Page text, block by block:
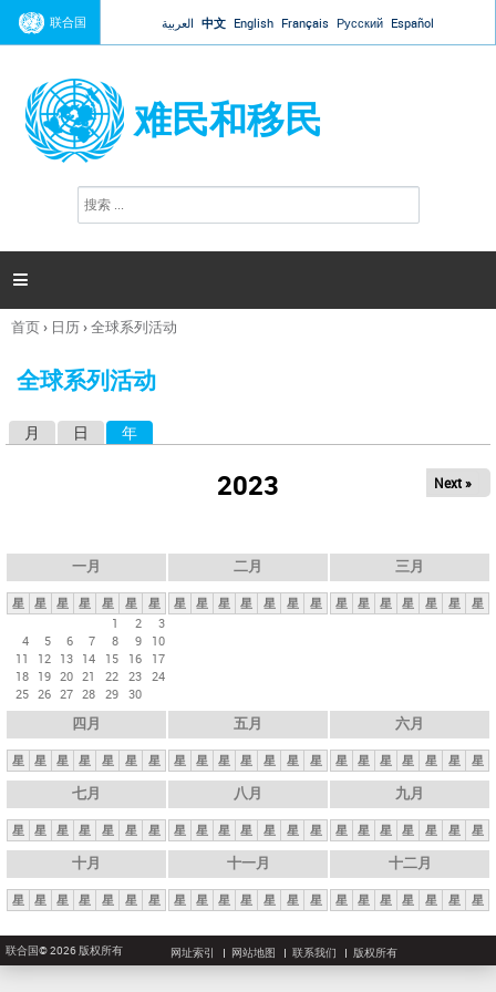
Jump to navigation
联合国 العربية 中文 English Français Русский Español
难民和移民
搜
索

你
这
首页› 日历›全球系列活动
全球系列活动
月 日 年
2023 Next »
一月
星 星 星 星 星 星
星
1
2
3
4
5 6 7 8 9
10
11
12 13 14 15 16
17
18 19 20 21 22 23 24
25 26 27 28 29 30
二月
星 星 星 星 星 星 星
三月
星 星 星 星 星 星 星
四月
星 星 星 星 星 星 星
五月
星 星 星 星 星 星 星
六月
星 星 星 星 星 星 星
七月
星 星 星 星 星 星 星
八月
星 星 星 星 星 星 星
九月
星 星 星 星 星 星 星
十月
星 星 星 星 星 星 星
十一月
星 星 星 星 星 星 星
十二月
星 星 星 星 星 星 星
联合国© 2026 版权所有 网址索引 网站地图 联系我们 版权所有